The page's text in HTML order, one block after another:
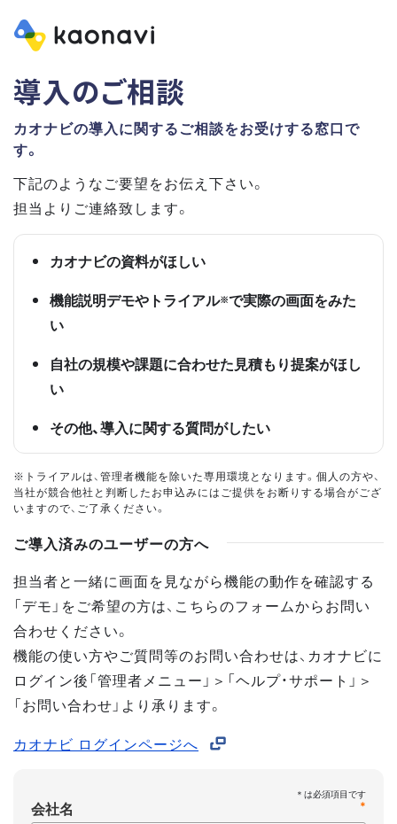
導入のご相談
カオナビの導入に関するご相談をお受けする窓口で
す。
下記のようなご要望をお伝え下さい。
担当よりご連絡致します。
カオナビの資料がほしい
機能説明デモやトライアル※で実際の画面をみた
い
自社の規模や課題に合わせた見積もり提案がほし
い
その他、導入に関する質問がしたい
※トライアルは、管理者機能を除いた専用環境となります。個人の方や、
当社が競合他社と判断したお申込みにはご提供をお断りする場合がござ
いますので、ご了承ください。
ご導入済みのユーザーの方へ
担当者と一緒に画面を見ながら機能の動作を確認する
「デモ」をご希望の方は、こちらのフォームからお問い
合わせください。
機能の使い方やご質問等のお問い合わせは、カオナビに
ログイン後「管理者メニュー」＞「ヘルプ・サポート」＞
「お問い合わせ」より承ります。
カオナビ ログインページへ
*
会社名